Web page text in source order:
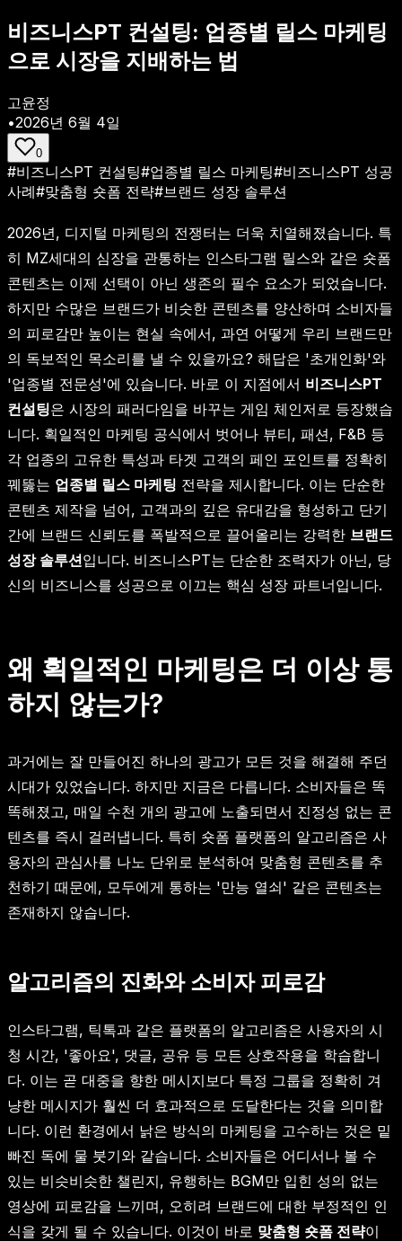
비즈니스PT 컨설팅: 업종별 릴스 마케팅
으로 시장을 지배하는 법
고윤정
•2026년 6월 4일
0
#비즈니스PT 컨설팅#업종별 릴스 마케팅#비즈니스PT 성공
사례#맞춤형 숏폼 전략#브랜드 성장 솔루션
2026년, 디지털 마케팅의 전쟁터는 더욱 치열해졌습니다. 특
히 MZ세대의 심장을 관통하는 인스타그램 릴스와 같은 숏폼
콘텐츠는 이제 선택이 아닌 생존의 필수 요소가 되었습니다.
하지만 수많은 브랜드가 비슷한 콘텐츠를 양산하며 소비자들
의 피로감만 높이는 현실 속에서, 과연 어떻게 우리 브랜드만
의 독보적인 목소리를 낼 수 있을까요? 해답은 '초개인화'와
'업종별 전문성'에 있습니다. 바로 이 지점에서 비즈니스PT
컨설팅은 시장의 패러다임을 바꾸는 게임 체인저로 등장했습
니다. 획일적인 마케팅 공식에서 벗어나 뷰티, 패션, F&B 등
각 업종의 고유한 특성과 타겟 고객의 페인 포인트를 정확히
꿰뚫는 업종별 릴스 마케팅 전략을 제시합니다. 이는 단순한
콘텐츠 제작을 넘어, 고객과의 깊은 유대감을 형성하고 단기
간에 브랜드 신뢰도를 폭발적으로 끌어올리는 강력한 브랜드
성장 솔루션입니다. 비즈니스PT는 단순한 조력자가 아닌, 당
신의 비즈니스를 성공으로 이끄는 핵심 성장 파트너입니다.
왜 획일적인 마케팅은 더 이상 통
하지 않는가?
과거에는 잘 만들어진 하나의 광고가 모든 것을 해결해 주던
시대가 있었습니다. 하지만 지금은 다릅니다. 소비자들은 똑
똑해졌고, 매일 수천 개의 광고에 노출되면서 진정성 없는 콘
텐츠를 즉시 걸러냅니다. 특히 숏폼 플랫폼의 알고리즘은 사
용자의 관심사를 나노 단위로 분석하여 맞춤형 콘텐츠를 추
천하기 때문에, 모두에게 통하는 '만능 열쇠' 같은 콘텐츠는
존재하지 않습니다.
알고리즘의 진화와 소비자 피로감
인스타그램, 틱톡과 같은 플랫폼의 알고리즘은 사용자의 시
청 시간, '좋아요', 댓글, 공유 등 모든 상호작용을 학습합니
다. 이는 곧 대중을 향한 메시지보다 특정 그룹을 정확히 겨
냥한 메시지가 훨씬 더 효과적으로 도달한다는 것을 의미합
니다. 이런 환경에서 낡은 방식의 마케팅을 고수하는 것은 밑
빠진 독에 물 붓기와 같습니다. 소비자들은 어디서나 볼 수
있는 비슷비슷한 챌린지, 유행하는 BGM만 입힌 성의 없는
영상에 피로감을 느끼며, 오히려 브랜드에 대한 부정적인 인
식을 갖게 될 수 있습니다. 이것이 바로 맞춤형 숏폼 전략이